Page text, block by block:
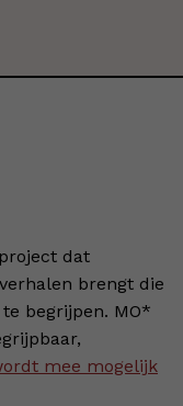
dat
brengt die
begrijpen. MO*
mee mogelijk